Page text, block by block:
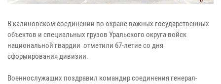
В калиновском соединении по охране важных государственных
объектов и специальных грузов Уральского округа войск
национальной гвардии отметили 67-летие со дня
сформирования дивизии.
Военнослужащих поздравил командир соединения генерал-